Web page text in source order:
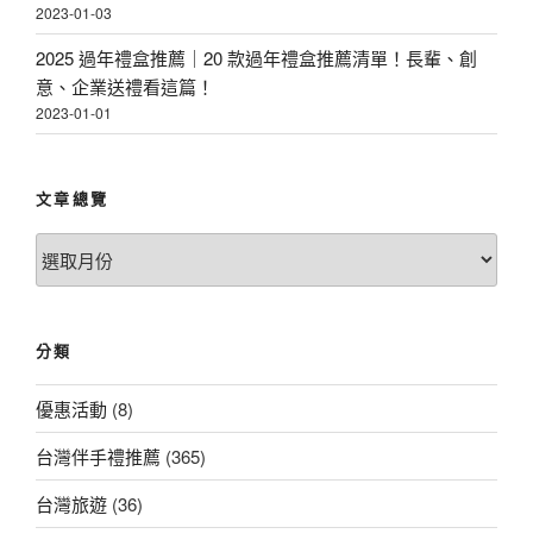
2023-01-03
2025 過年禮盒推薦｜20 款過年禮盒推薦清單！長輩、創
意、企業送禮看這篇！
2023-01-01
文章總覽
文
章
分類
優惠活動 (8)
台灣伴手禮推薦 (365)
台灣旅遊 (36)